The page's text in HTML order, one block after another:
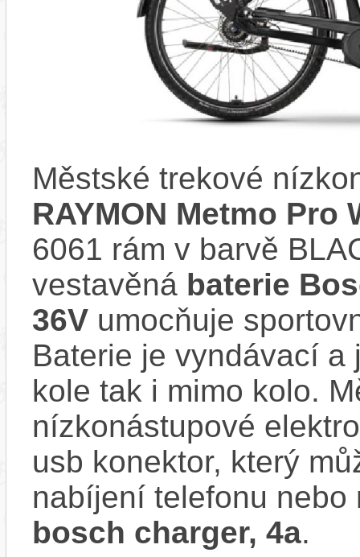
Městské trekové
RAYMON Metmo Pro
6061 rám v barvě
vestavěná baterie
36V umocňuje
Baterie je vyndávací
kole tak i mimo kolo.
nízkonástupové
usb konektor, který
nabíjení telefonu
bosch charger, 4a.